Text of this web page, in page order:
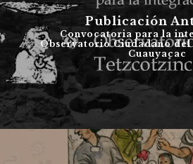
Publicación
Convocatoria para la
Observatorio Ciudadano
Cuauyacac